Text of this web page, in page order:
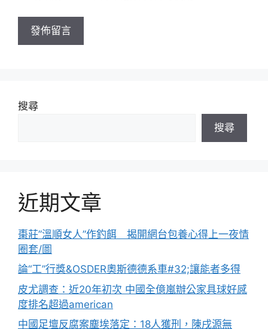
址
搜尋
搜尋
近期文章
棗莊”溫順女人”作釣餌 揭開網台包養心得上一夜情
圈套/圖
論“工”行獎&OSDER奧斯德德系車#32;讓能者多得
皮尤調查：近20年初次 中國全億嵐辦公家具球好感
度排名超過american
中國足壇反腐案塵埃落定：18人獲刑，陳戌源無